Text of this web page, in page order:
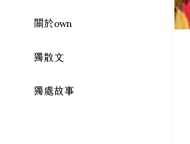
關於own
獨散文
獨處故事